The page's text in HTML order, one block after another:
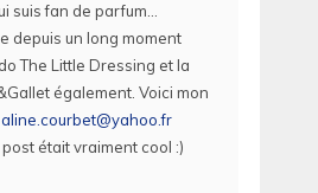
suis fan de parfum…
depuis un long moment
The Little Dressing et la
également. Voici mon
aline.courbet@yahoo.fr
était vraiment cool :)